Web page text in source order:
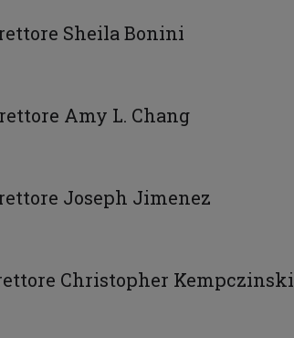
Sheila Bonini
Amy L. Chang
Joseph Jimenez
Christopher Kempczinski